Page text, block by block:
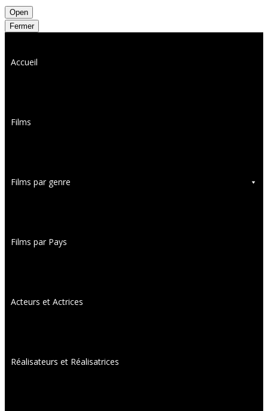
Open
Fermer
Accueil
Films
Films par genre
Films par Pays
Acteurs et Actrices
Réalisateurs et Réalisatrices